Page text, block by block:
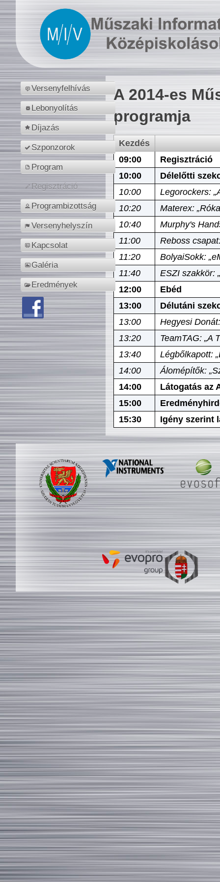
Versenyfelhívás
Lebonyolítás
Díjazás
Szponzorok
Program
Regisztráció
Programbizottság
Versenyhelyszín
Kapcsolat
Galéria
Eredmények
A 2014-es
programja
Kezdés
09:00
Regisztráció
10:00
Délelőtti
10:00
Legorockers:
10:20
Materex:
10:40
Murphy's
11:00
Reboss
11:20
BolyaiSokk:
11:40
ESZI szakkör:
12:00
Ebéd
13:00
Délutáni
13:00
Hegyesi
13:20
TeamTAG: „A
13:40
Légbőlkapott:
14:00
Álomépítők:
14:00
Látogatás az
15:00
15:30
Igény szerint